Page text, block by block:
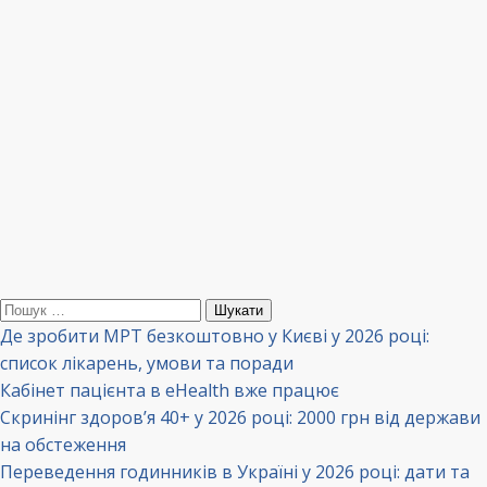
Пошук:
Де зробити МРТ безкоштовно у Києві у 2026 році:
список лікарень, умови та поради
Кабінет пацієнта в eHealth вже працює
Скринінг здоров’я 40+ у 2026 році: 2000 грн від держави
на обстеження
Переведення годинників в Україні у 2026 році: дати та